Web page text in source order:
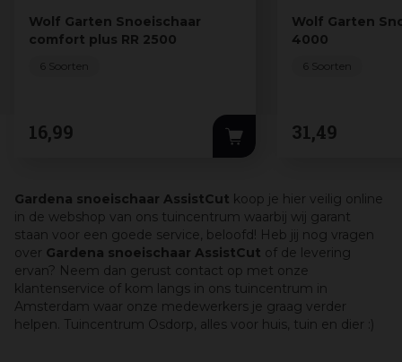
Wolf Garten Snoeischaar
comfort plus RR 2500
16,99
6 Soorten
Wolf Garten
4000
31,49
6 Soorten
Gardena snoeischaar AssistCut koop je hier veilig online
in de webshop van ons tuincentrum waarbij wij garant
staan voor een goede service, beloofd! Heb jij nog vragen
over Gardena snoeischaar AssistCut of de levering
ervan? Neem dan gerust contact op met onze
klantenservice of kom langs in ons tuincentrum in
Amsterdam waar onze medewerkers je graag verder
helpen. Tuincentrum Osdorp, alles voor huis, tuin en dier :)